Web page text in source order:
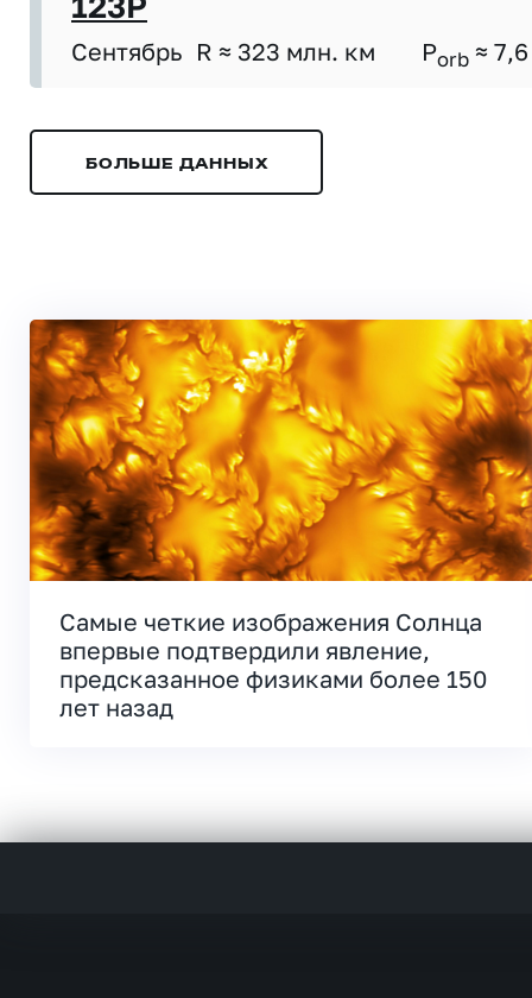
Сентябрь R ≈ 323 млн. км Porb ≈ 7,6
БОЛЬШЕ ДАННЫХ
Самые четкие изображения Солнца
впервые подтвердили явление,
предсказанное физиками более 150
лет назад